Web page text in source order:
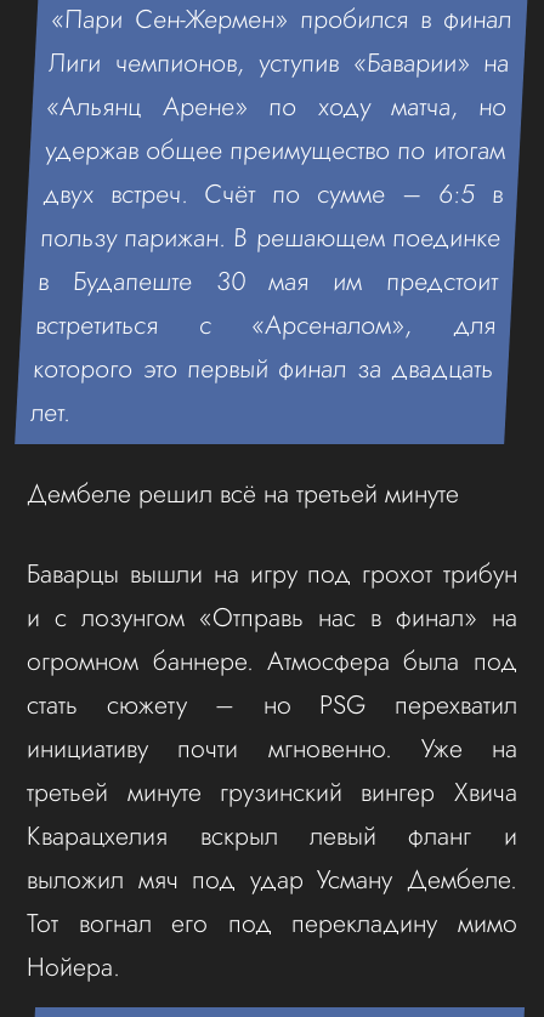
«Пари Сен-Жермен» пробился в финал
Лиги чемпионов, уступив «Баварии» на
«Альянц Арене» по ходу матча, но
удержав общее преимущество по итогам
двух встреч. Счёт по сумме – 6:5 в
пользу парижан. В решающем поединке
в Будапеште 30 мая им предстоит
встретиться с «Арсеналом», для
которого это первый финал за двадцать
лет.
Дембеле решил всё на третьей минуте
Баварцы вышли на игру под грохот трибун
и с лозунгом «Отправь нас в финал» на
огромном баннере. Атмосфера была под
стать сюжету – но PSG перехватил
инициативу почти мгновенно. Уже на
третьей минуте грузинский вингер Хвича
Кварацхелия вскрыл левый фланг и
выложил мяч под удар Усману Дембеле.
Тот вогнал его под перекладину мимо
Нойера.